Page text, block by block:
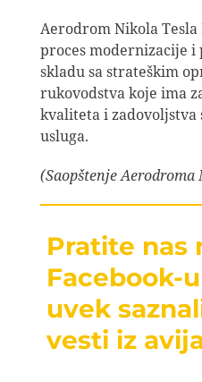
Aerodrom Nikola
proces modernizacije i
skladu sa strateškim
rukovodstva koje ima
kvaliteta i
usluga.
(Saopštenje Aerodroma
Pratite nas
Facebook-
uvek
vesti iz